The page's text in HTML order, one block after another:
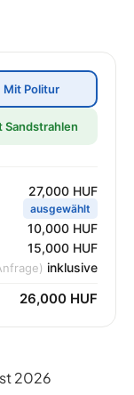
Mit Politur
Sandstrahlen
27,000 HUF
ausgewählt
10,000 HUF
15,000 HUF
inklusive
26,000 HUF
2026